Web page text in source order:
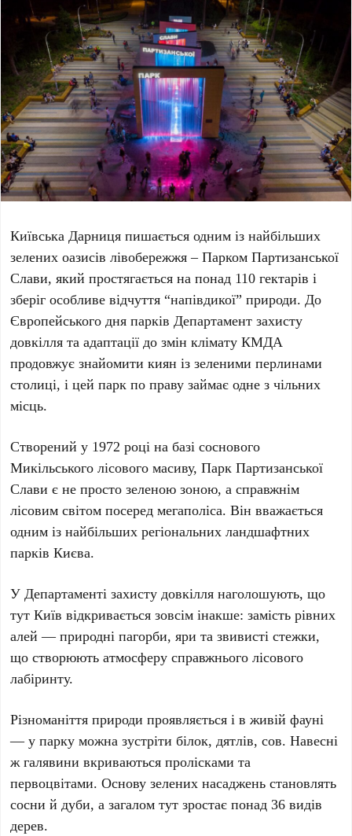
КиївськаДарниця пишається одним із найбільших
зелених оазисів лівобережжя –Парком Партизанської
Слави, який простягається на понад 110 гектарів і
зберіг особливе відчуття “напівдикої” природи. До
Європейського дня парківДепартамент захисту
довкілля та адаптації до змін клімату КМДА
продовжує знайомити киян із зеленими перлинами
столиці, і цей парк по праву займає одне з чільних
місць.
Створений у 1972 році на базі соснового
Микільського лісового масиву,Парк Партизанської
Слави є не просто зеленою зоною, а справжнім
лісовим світом посеред мегаполіса. Він вважається
одним із найбільших регіональних ландшафтних
парків Києва.
УДепартаменті захисту довкілля наголошують, що
тут Київ відкривається зовсім інакше: замість рівних
алей — природні пагорби, яри та звивисті стежки,
що створюють атмосферу справжнього лісового
лабіринту.
Різноманіття природи проявляється і в живій фауні
— у парку можна зустріти білок, дятлів, сов. Навесні
ж галявини вкриваються пролісками та
первоцвітами. Основу зелених насаджень становлять
сосни й дуби, а загалом тут зростає понад36 видів
дерев.